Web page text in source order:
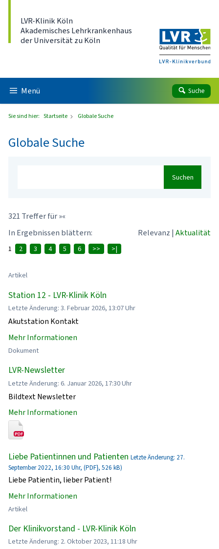
LVR-Klinik Köln
Akademisches Lehrkrankenhaus
der Universität zu Köln
Menü Suche
Sie sind hier: Startseite Globale Suche
Globale Suche
Suchen
321 Treffer für »«
In Ergebnissen blättern:
Relevanz | Aktualität
1 2 3 4 5 6 >> >|
Artikel
Station 12 - LVR-Klinik Köln
Letzte Änderung: 3. Februar 2026, 13:07 Uhr
Akutstation Kontakt
Mehr Informationen
Dokument
LVR-Newsletter
Letzte Änderung: 6. Januar 2026, 17:30 Uhr
Bildtext Newsletter
Mehr Informationen
Liebe Patientinnen und Patienten Letzte Änderung: 27.
September 2022, 16:30 Uhr, (PDF}, 526 kB)
Liebe Patientin, lieber Patient!
Mehr Informationen
Artikel
Der Klinikvorstand - LVR-Klinik Köln
Letzte Änderung: 2. Oktober 2023, 11:18 Uhr